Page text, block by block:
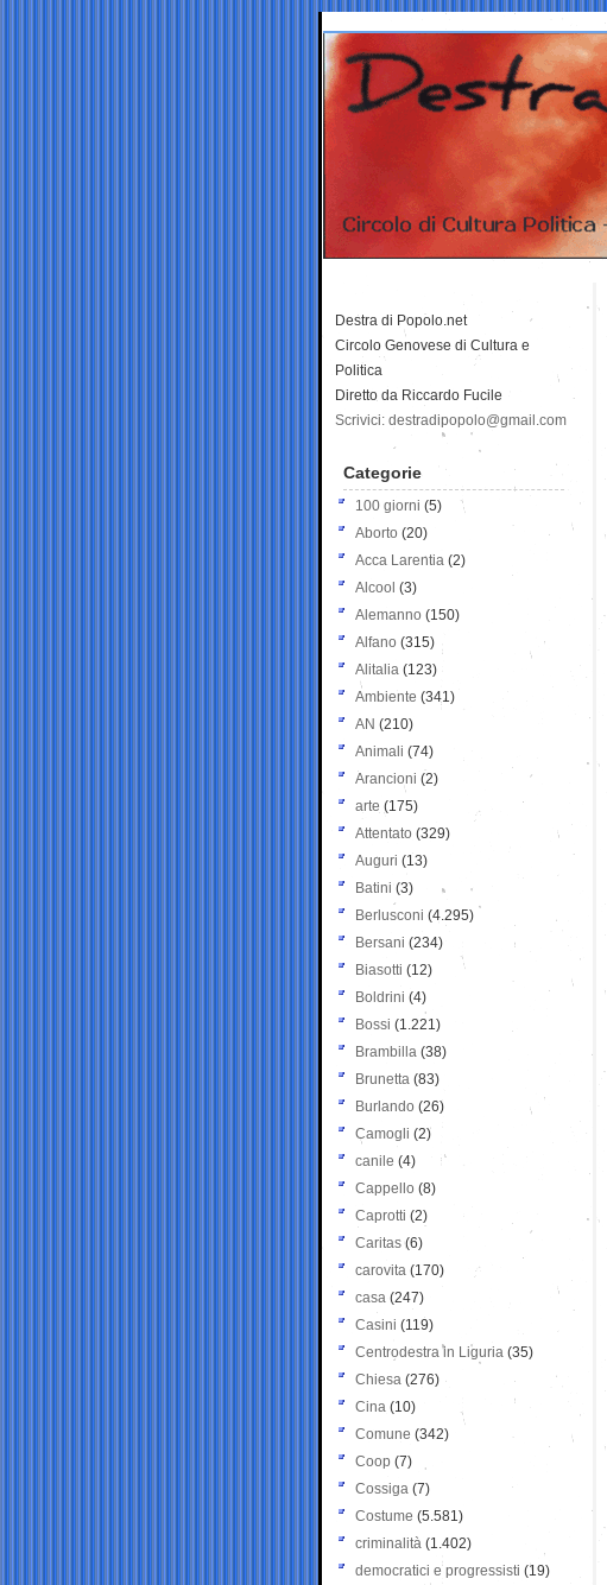
Destra di Popolo.net
Circolo Genovese di Cultura e
Politica
Diretto da Riccardo Fucile
Scrivici: destradipopolo@gmail.com
Categorie
100 giorni (5)
Aborto (20)
Acca Larentia (2)
Alcool (3)
Alemanno (150)
Alfano (315)
Alitalia (123)
Ambiente (341)
AN (210)
Animali (74)
Arancioni (2)
arte (175)
Attentato (329)
Auguri (13)
Batini (3)
Berlusconi (4.295)
Bersani (234)
Biasotti (12)
Boldrini (4)
Bossi (1.221)
Brambilla (38)
Brunetta (83)
Burlando (26)
Camogli (2)
canile (4)
Cappello (8)
Caprotti (2)
Caritas (6)
carovita (170)
casa (247)
Casini (119)
Centrodestra in Liguria (35)
Chiesa (276)
Cina (10)
Comune (342)
Coop (7)
Cossiga (7)
Costume (5.581)
criminalità (1.402)
democratici e progressisti (19)